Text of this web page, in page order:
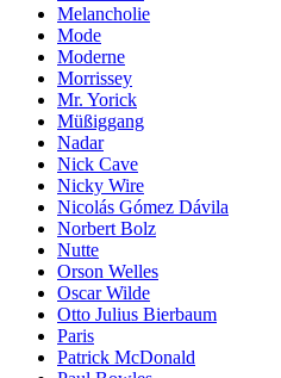
Melancholie
Mode
Moderne
Morrissey
Mr. Yorick
Müßiggang
Nadar
Nick Cave
Nicky Wire
Nicolás Gómez Dávila
Norbert Bolz
Nutte
Orson Welles
Oscar Wilde
Otto Julius Bierbaum
Paris
Patrick McDonald